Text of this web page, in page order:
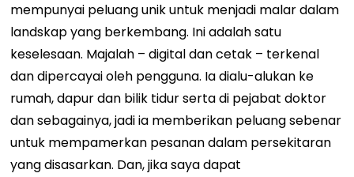
mempunyai peluang unik untuk menjadi malar dalam
landskap yang berkembang. Ini adalah satu
keselesaan. Majalah – digital dan cetak – terkenal
dan dipercayai oleh pengguna. Ia dialu-alukan ke
rumah, dapur dan bilik tidur serta di pejabat doktor
dan sebagainya, jadi ia memberikan peluang sebenar
untuk mempamerkan pesanan dalam persekitaran
yang disasarkan. Dan, jika saya dapat